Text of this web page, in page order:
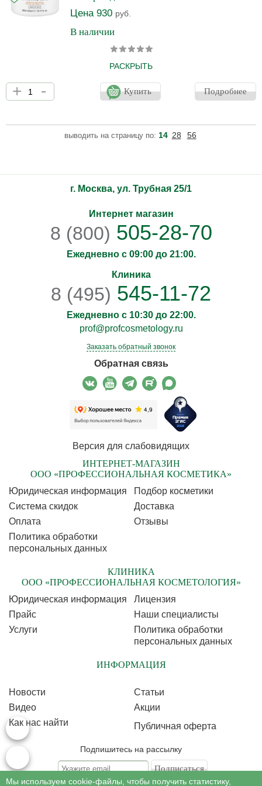
Цена 930 руб.
В наличии
РАСКРЫТЬ
Маска для сухих и повреждённых волос 3DELUXE NUTRITIVE
MASK глубоко питает и увлажняет, насыщает витаминами и
необходимыми микроэлементами, которые способствуют
после первого применения волосы обретают гладкость и
естественный блеск, становятся более послушными и
+ - Купить Подробнее
выводить на страницу по: 14 28 56
г. Москва, ул. Трубная 25/1
Интернет магазин
8 (800) 505-28-70
Ежедневно с 09:00 до 21:00.
Клиника
8 (495) 545-11-72
Ежедневно с 10:30 до 22:00.
prof@profcosmetology.ru
Заказать обратный звонок
Обратная связь
Версия для слабовидящих
ИНТЕРНЕТ-МАГАЗИН
ООО «ПРОФЕССИОНАЛЬНАЯ КОСМЕТИКА»
Юридическая информация
Подбор косметики
Cистема скидок
Доставка
Оплата
Отзывы
Политика обработки
персональных данных
КЛИНИКА
ООО «ПРОФЕССИОНАЛЬНАЯ КОСМЕТОЛОГИЯ»
Юридическая информация
Лицензия
Прайс
Наши специалисты
Услуги
Политика обработки
персональных данных
ИНФОРМАЦИЯ
Новости
Статьи
Видео
Акции
Как нас найти
Публичная оферта
Подпишитесь на рассылку
Мы используем cookie-файлы, чтобы получить статистику,